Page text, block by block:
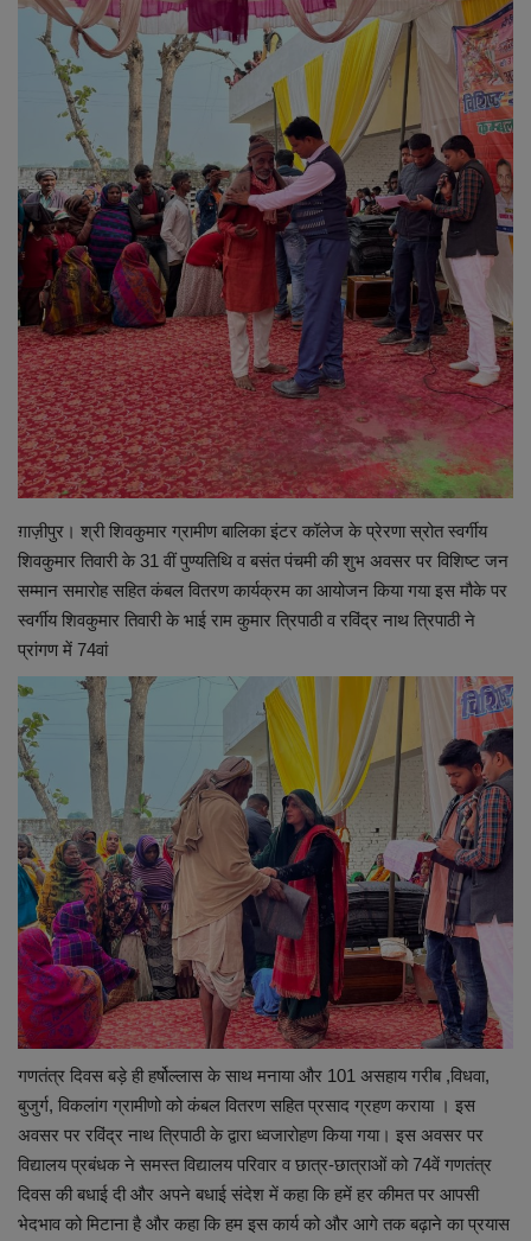
शिक्षा
स्वास्थ्य
राष्ट्रीय
व्यापार
रोजगार
NEWS
वीडियो
टेक वर्ल्ड
लाइफस्टाइल
Our Team
Contact us :
About us
Advertise with us
E-Paper
ग़ाज़ीपुर। श्री शिवकुमार ग्रामीण बालिका इंटर कॉलेज के प्रेरणा स्रोत स्वर्गीय
शिवकुमार तिवारी के 31 वीं पुण्यतिथि व बसंत पंचमी की शुभ अवसर पर विशिष्ट जन
सम्मान समारोह सहित कंबल वितरण कार्यक्रम का आयोजन किया गया इस मौके पर
स्वर्गीय शिवकुमार तिवारी के भाई राम कुमार त्रिपाठी व रविंद्र नाथ त्रिपाठी ने
प्रांगण में 74वां
गणतंत्र दिवस बड़े ही हर्षोल्लास के साथ मनाया और 101 असहाय गरीब ,विधवा,
बुजुर्ग, विकलांग ग्रामीणो को कंबल वितरण सहित प्रसाद ग्रहण कराया । इस
अवसर पर रविंद्र नाथ त्रिपाठी के द्वारा ध्वजारोहण किया गया। इस अवसर पर
विद्यालय प्रबंधक ने समस्त विद्यालय परिवार व छात्र-छात्राओं को 74वें गणतंत्र
दिवस की बधाई दी और अपने बधाई संदेश में कहा कि हमें हर कीमत पर आपसी
भेदभाव को मिटाना है और कहा कि हम इस कार्य को और आगे तक बढ़ाने का प्रयास